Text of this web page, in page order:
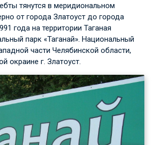
тянутся в меридиональном
от города Златоуст до города
года на территории Таганая
парк «Таганай». Национальный
части Челябинской области,
окраине г. Златоуст.